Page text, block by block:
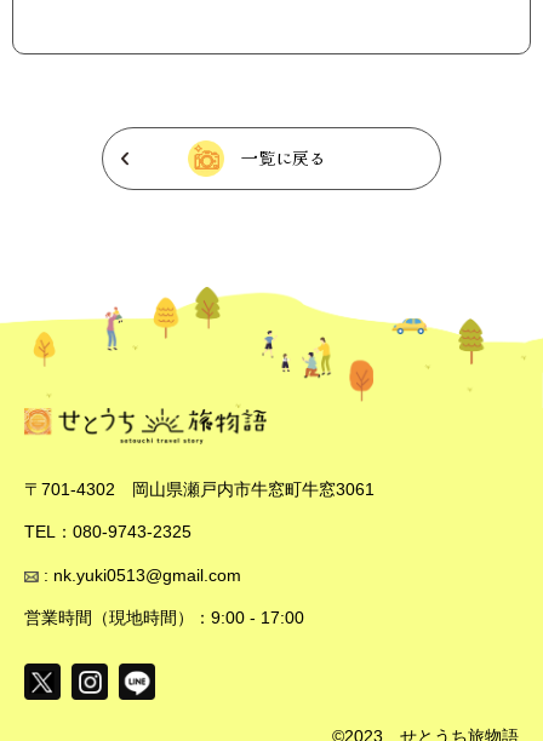
一覧に戻る
〒701-4302 岡山県瀬戸内市牛窓町牛窓3061
TEL：080-9743-2325
: nk.yuki0513@gmail.com
営業時間（現地時間）：9:00 - 17:00
©2023 せとうち旅物語